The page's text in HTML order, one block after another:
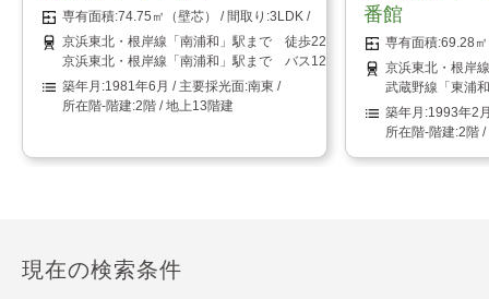
74.75㎡（壁芯）
3LDK
京浜東北・根岸線「南浦和」駅まで 徒歩22分
京浜東北・根岸線「南浦和」駅まで バス12分 「二十三夜坂下停留
1981年6月
南東
2階 / 地上13階建
番館
69.28
京浜東北・根岸
武蔵野線「東浦
1993年2
2階 /
現在の検索条件